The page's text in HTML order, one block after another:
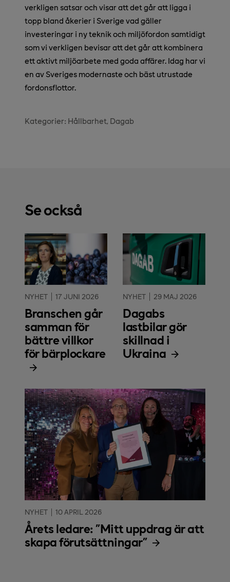
verkligen satsar och visar att det går att ligga i
topp bland åkerier i Sverige vad gäller
investeringar i ny teknik och miljöfordon samtidigt
som vi verkligen bevisar att det går att kombinera
ett aktivt miljöarbete med goda affärer. Idag har vi
en av Sveriges modernaste och bäst utrustade
fordonsflottor.
Kategorier: Hållbarhet Dagab
Se också
NYHET 17 JUNI 2026
Branschen går
samman för
bättre villkor
för bärplockare
NYHET 29 MAJ 2026
Dagabs
lastbilar gör
skillnad i
Ukraina
NYHET 10 APRIL 2026
Årets ledare: "Mitt uppdrag är att
skapa förutsättningar"